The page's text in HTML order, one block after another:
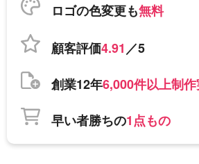
ロゴの色変更も無料
顧客評価4.91／5
創業12年6,000件以上制
早い者勝ちの1点もの